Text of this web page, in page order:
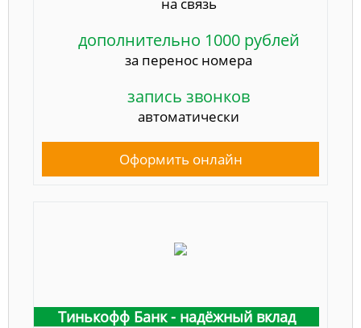
дополнительно 1000 рублей
за перенос номера
запись звонков
автоматически
Оформить онлайн
Тинькофф Банк - надёжный вклад